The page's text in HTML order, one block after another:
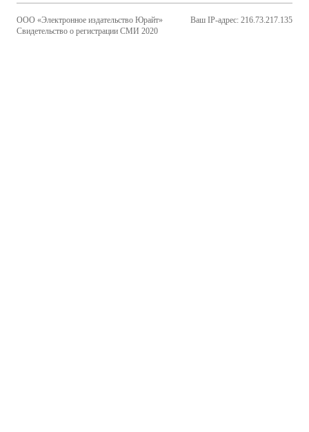
ООО «Электронное издательство Юрайт»
Свидетельство о регистрации СМИ 2020
Ваш IP-адрес: 216.73.217.135